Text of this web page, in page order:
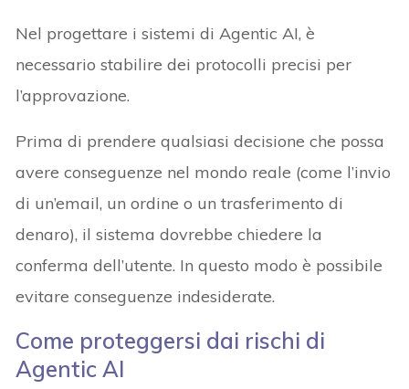
Nel progettare i sistemi di Agentic AI, è
necessario stabilire dei protocolli precisi per
l’approvazione.
Prima di prendere qualsiasi decisione che possa
avere conseguenze nel mondo reale (come l’invio
di un’email, un ordine o un trasferimento di
denaro), il sistema dovrebbe chiedere la
conferma dell’utente. In questo modo è possibile
evitare conseguenze indesiderate.
Come proteggersi dai rischi di
Agentic AI